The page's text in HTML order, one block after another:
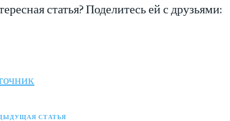
статья? Поделитесь ей с друзьями:
СТАТЬЯ